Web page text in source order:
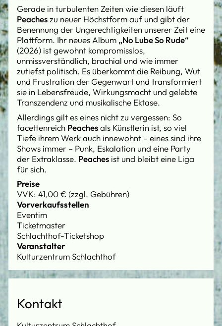
Gerade in turbulenten Zeiten wie diesen läuft
Peacheszu neuer Höchstform auf und gibt der
Benennung der Ungerechtigkeiten unserer Zeit eine
Plattform. Ihr neues Album „No Lube So Rude“
(2026) ist gewohnt kompromisslos,
unmissverständlich, brachial und wie immer
zutiefst politisch. Es überkommt die Reibung, Wut
und Frustration der Gegenwart und transformiert
sie in Lebensfreude, Wirkungsmacht und gelebte
Transzendenz und musikalische Ektase.
Allerdings gilt es eines nicht zu vergessen: So
facettenreich Peachesals Künstlerin ist, so viel
Tiefe ihrem Werk auch innewohnt – eines sind ihre
Shows immer – Punk, Eskalation und eine Party
der Extraklasse. Peaches ist und bleibt eine Liga
für sich.
Preise
VVK: 41,00 € (zzgl. Gebühren)
Vorverkaufsstellen
Eventim
Ticketmaster
Schlachthof-Ticketshop
Veranstalter
Kulturzentrum Schlachthof
Kontakt